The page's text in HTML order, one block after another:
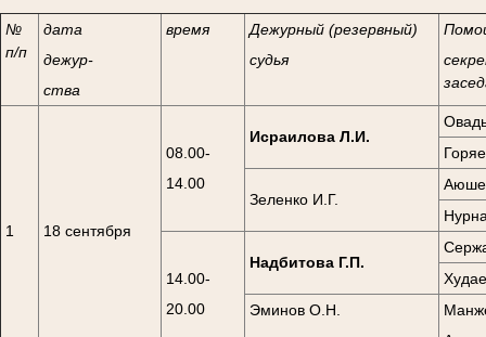
№
п/п
дата
дежур-
ства
время
Дежурный (резервный)
судья
1 18 сентября
08.00-
14.00
Исраилова Л.И.
Зеленко И.Г.
14.00-
20.00
Надбитова Г.П.
Эминов О.Н.